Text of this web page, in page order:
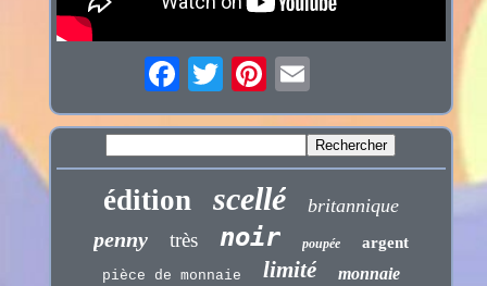
édition scellé britannique
penny très noir poupée argent
pièce de monnaie limité monnaie